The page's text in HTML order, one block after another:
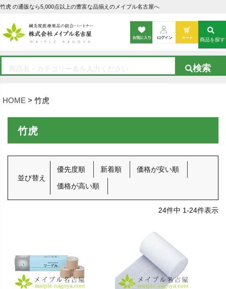
竹虎 の通販なら5,000点以上の豊富な品揃えのメイプル名古屋へ
HOME 竹虎
商品を探す
竹虎
並び替え
優先度順 新着順 価格が安い順
価格が高い順
24件中 1-24件表示